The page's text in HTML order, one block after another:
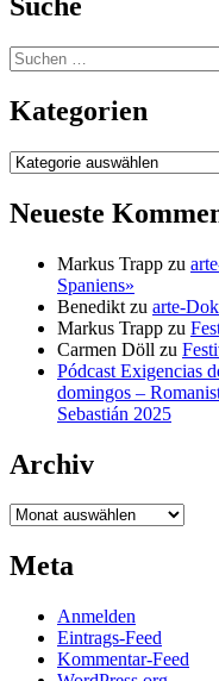
Suchen
nach:
Kategorien
Kategorien
Neueste
Markus Trapp zu
Spaniens»
Benedikt zu arte-
Markus Trapp zu
Carmen Döll zu
Pódcast Exigencias
domingos –
Sebastián 2025
Archiv
Archiv
Meta
Anmelden
Eintrags-Feed
Kommentar-Feed